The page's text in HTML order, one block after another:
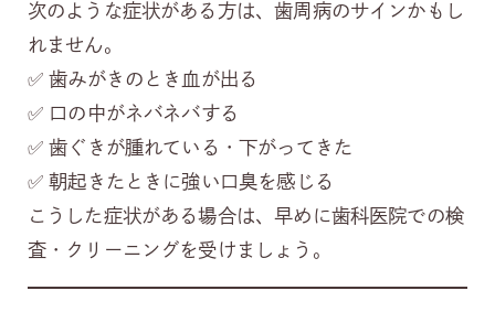
次のような症状がある方は、歯周病のサインかもし
れません。
✅ 歯みがきのとき血が出る
✅ 口の中がネバネバする
✅ 歯ぐきが腫れている・下がってきた
✅ 朝起きたときに強い口臭を感じる
こうした症状がある場合は、早めに歯科医院での検
査・クリーニングを受けましょう。